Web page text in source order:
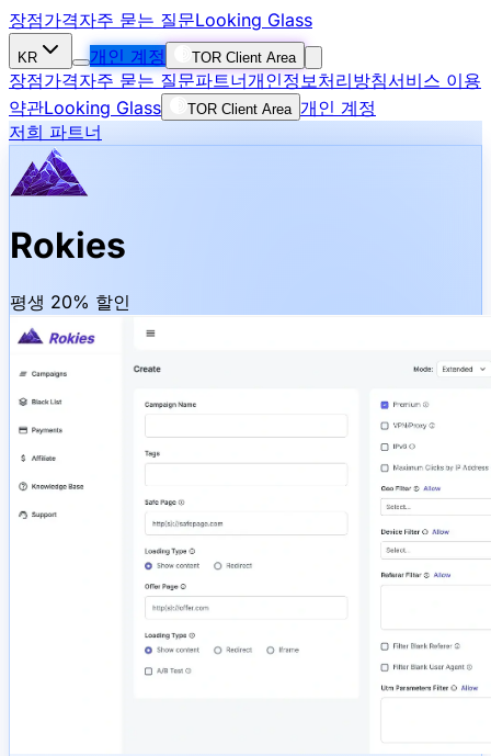
장점가격자주 묻는 질문Looking Glass
KR 개인 계정 TOR Client Area
장점가격자주 묻는 질문파트너개인정보처리방침서비스 이용
약관Looking Glass TOR Client Area 개인 계정
저희 파트너
Rokies
평생 20% 할인